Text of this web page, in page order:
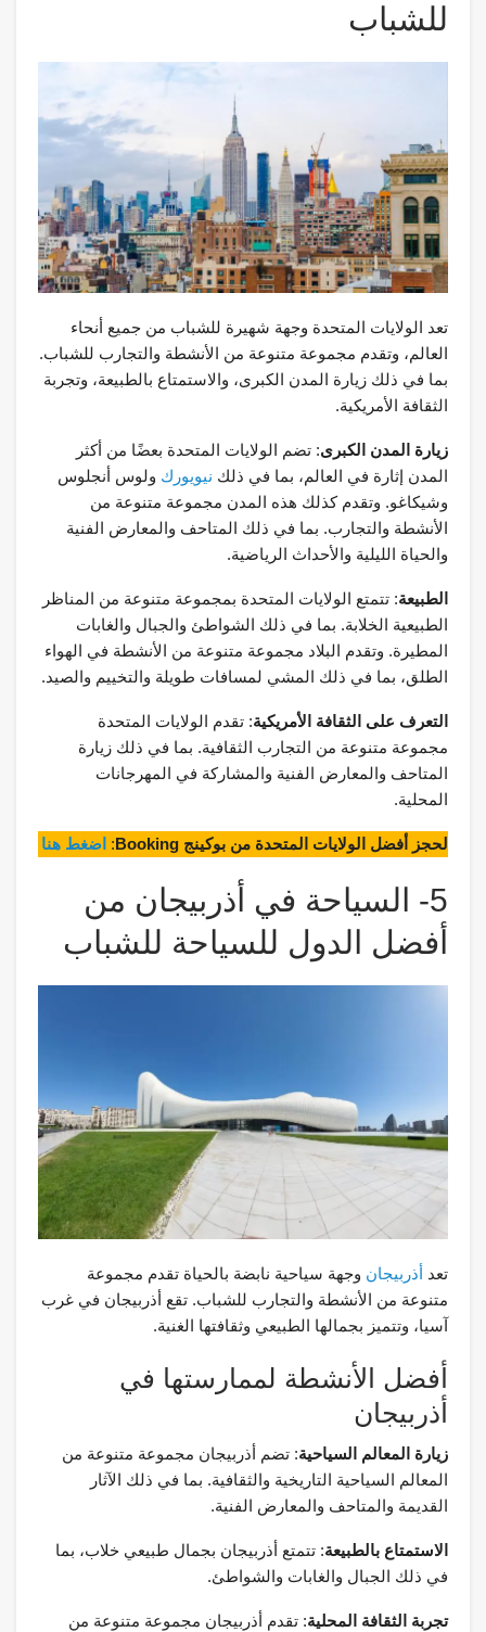
للشباب
تعد الولايات المتحدة وجهة شهيرة للشباب من جميع أنحاء
العالم، وتقدم مجموعة متنوعة من الأنشطة والتجارب للشباب.
بما في ذلك زيارة المدن الكبرى، والاستمتاع بالطبيعة، وتجربة
الثقافة الأمريكية.
زيارة المدن الكبرى: تضم الولايات المتحدة بعضًا من أكثر
المدن إثارة في العالم، بما في ذلك نيويورك ولوس أنجلوس
وشيكاغو. وتقدم كذلك هذه المدن مجموعة متنوعة من
الأنشطة والتجارب. بما في ذلك المتاحف والمعارض الفنية
والحياة الليلية والأحداث الرياضية.
الطبيعة: تتمتع الولايات المتحدة بمجموعة متنوعة من المناظر
الطبيعية الخلابة. بما في ذلك الشواطئ والجبال والغابات
المطيرة. وتقدم البلاد مجموعة متنوعة من الأنشطة في الهواء
الطلق، بما في ذلك المشي لمسافات طويلة والتخييم والصيد.
التعرف على الثقافة الأمريكية: تقدم الولايات المتحدة
مجموعة متنوعة من التجارب الثقافية. بما في ذلك زيارة
المتاحف والمعارض الفنية والمشاركة في المهرجانات
المحلية.
لحجز أفضل الولايات المتحدة من بوكينج Booking : اضغط هنا
5- السياحة في أذربيجان من
أفضل الدول للسياحة للشباب
تعد أذربيجان وجهة سياحية نابضة بالحياة تقدم مجموعة
متنوعة من الأنشطة والتجارب للشباب. تقع أذربيجان في غرب
آسيا، وتتميز بجمالها الطبيعي وثقافتها الغنية.
أفضل الأنشطة لممارستها في
أذربيجان
زيارة المعالم السياحية: تضم أذربيجان مجموعة متنوعة من
المعالم السياحية التاريخية والثقافية. بما في ذلك الآثار
القديمة والمتاحف والمعارض الفنية.
الاستمتاع بالطبيعة: تتمتع أذربيجان بجمال طبيعي خلاب، بما
في ذلك الجبال والغابات والشواطئ.
تجربة الثقافة المحلية: تقدم أذربيجان مجموعة متنوعة من